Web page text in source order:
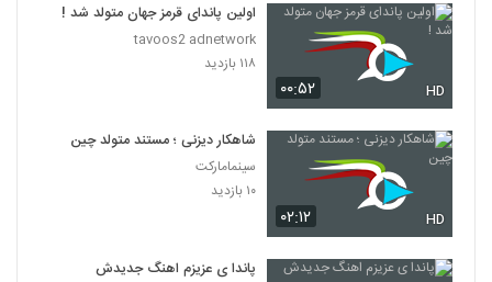
۰۰:۵۲ HD
اولین پاندای قرمز جهان متولد شد !
tavoos2 adnetwork
۱۱۸ بازدید
۰۲:۱۲ HD
شاهکار دیزنی ؛ مستند متولد چین
سینمامارکت
۱۰ بازدید
پاندا ی عزیزم اهنگ جدیدش